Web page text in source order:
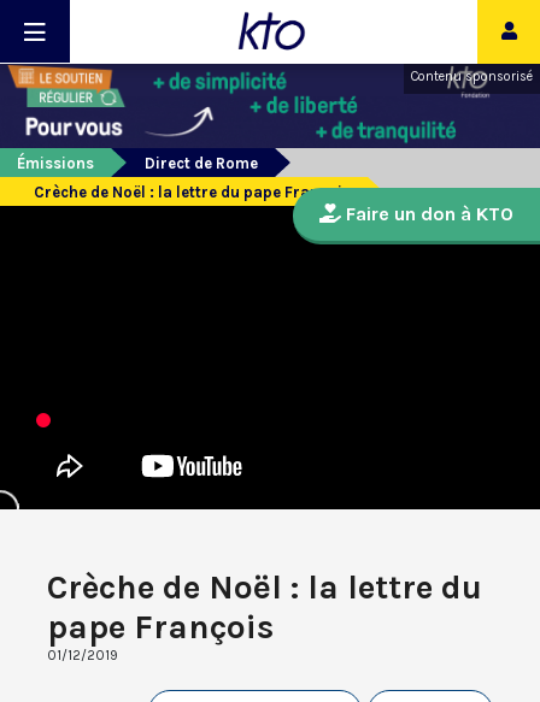
Contenu sponsorisé
Émissions
Direct de Rome
Crèche de Noël : la lettre du pape François
Crèche de Noël : la lettre du
pape François
01/12/2019
Faire un don à KTO